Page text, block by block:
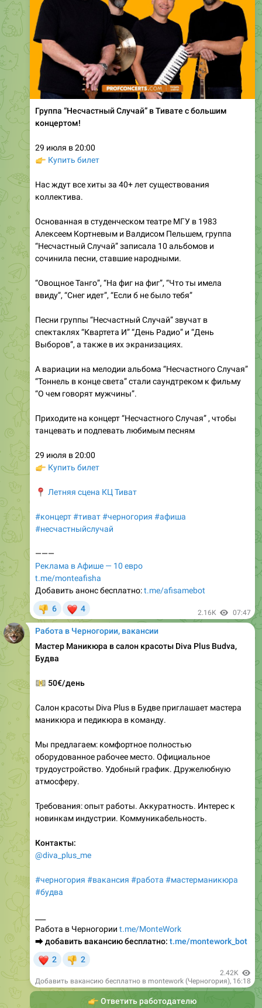
Группа “Несчастный Случай” в Тивате с большим
концертом!
29 июля в 20:00
Купить билет
Нас ждут все хиты за 40+ лет существования
коллектива.
Основанная в студенческом театре МГУ в 1983
Алексеем Кортневым и Валдисом Пельшем, группа
“Несчастный Случай” записала 10 альбомов и
сочинила песни, ставшие народными.
“Овощное Танго”, “На фиг на фиг”, “Что ты имела
ввиду”, “Снег идет”, “Если б не было тебя”
Песни группы “Несчастный Случай” звучат в
спектаклях “Квартета И” “День Радио” и “День
Выборов”, а также в их экранизациях.
А вариации на мелодии альбома “Несчастного Случая”
“Тоннель в конце света” стали саундтреком к фильму
“О чем говорят мужчины”.
Приходите на концерт “Несчастного Случая” , чтобы
танцевать и подпевать любимым песням
29 июля в 20:00
Купить билет
Летняя сцена КЦ Тиват
#концерт#тиват#черногория #афиша
#несчастныйслучай
———
Реклама в Афише — 10 евро
t.me/monteafisha
Добавить анонс бесплатно:t.me/afisamebot
6 4 2.16K 07:47
Работа в Черногории, вакансии
Мастер Маникюра в салон красоты Diva Plus Budva,
Будва
50€/день
Салон красоты Diva Plus в Будве приглашает мастера
маникюра и педикюра в команду.
Мы предлагаем: комфортное полностью
оборудованное рабочее место. Официальное
трудоустройство. Удобный график. Дружелюбную
атмосферу.
Требования: опыт работы. Аккуратность. Интерес к
новинкам индустрии. Коммуникабельность.
Контакты:
@diva_plus_me
#черногория #вакансия #работа #мастерманикюра
#будва
Работа в Черногории t.me/MonteWork
⮕добавить вакансию бесплатно: t.me/montework_bot
2 2
2.42K
Добавить вакансию бесплатно в montework (Черногория), 16:18
👉Ответить работодателю